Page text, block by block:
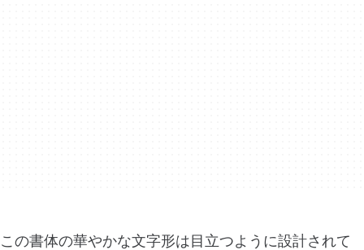
この書体の華やかな文字形は目立つように設計されて